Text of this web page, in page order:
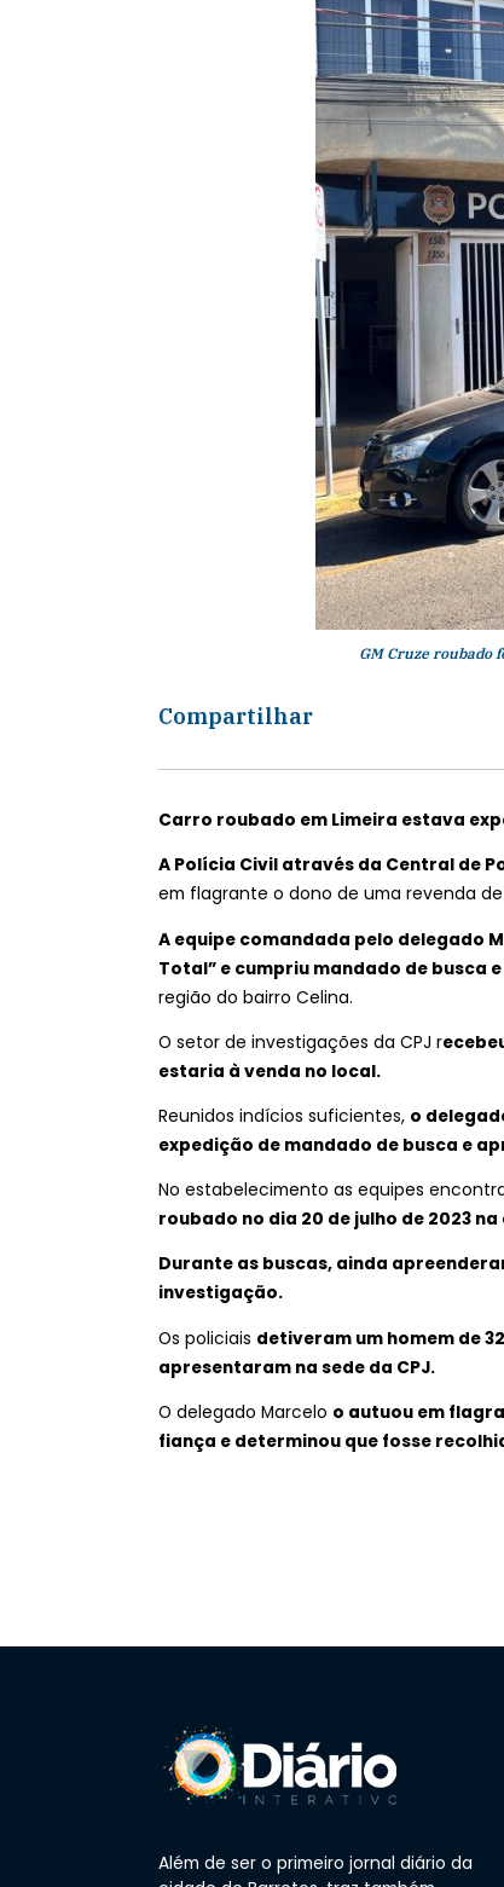
GM Cruze roubado
Compartilhar
Carro roubado em Limeira estava
A Polícia Civil através da Central de
em flagrante o dono de uma revenda
A equipe comandada pelo delegado
Total” e cumpriu mandado de busca
região do bairro Celina.
O setor de investigações da CPJ r
estaria à venda no local.
Reunidos indícios suficientes, o
expedição de mandado de busca e
No estabelecimento as equipes
roubado no dia 20 de julho de 2023
Durante as buscas, ainda
investigação.
Os policiais detiveram um homem de
apresentaram na sede da CPJ.
O delegado Marcelo o autuou em
fiança e determinou que fosse
Além de ser o primeiro jornal diário da